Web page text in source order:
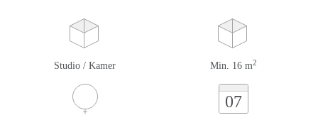
Studio / Kamer Min. 16 m2
07